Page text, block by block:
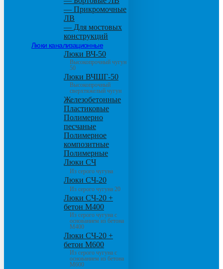
— Прикромочные
ЛВ
— Для мостовых
конструкций
Люки канализационные
Люки ВЧ-50
Высокопрочный чугун
50
Люки ВЧШГ-50
Высокопрочный
сверхтяжелый чугун
Железобетонные
Пластиковые
Полимерно
песчаные
Полимерное
композитные
Полимерные
Люки СЧ
Из серого чугуна
Люки СЧ-20
Из серого чугуна 20
Люки СЧ-20 +
бетон М400
Из серого чугуна с
основанием из бетона
М400
Люки СЧ-20 +
бетон М600
Из серого чугуна с
основанием из бетона
М600